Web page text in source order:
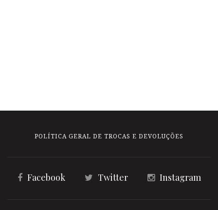
POLÍTICA GERAL DE TROCAS E DEVOLUÇÕES
Facebook Twitter Instagram